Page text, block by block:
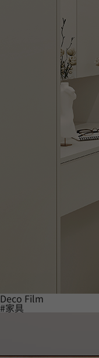
Deco Film
#家具